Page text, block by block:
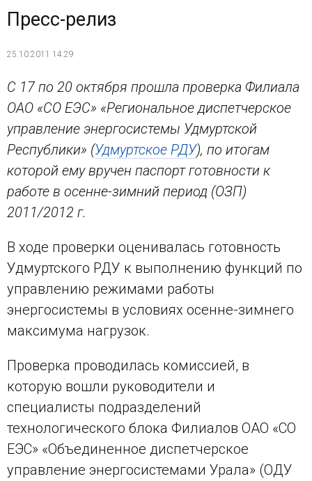
Пресс-релиз
25.10.2011 14:29
С 17 по 20 октября прошла проверка Филиала
ОАО «СО ЕЭС» «Региональное диспетчерское
управление энергосистемы Удмуртской
Республики» (Удмуртское РДУ), по итогам
которой ему вручен паспорт готовности к
работе в осенне-зимний период (ОЗП)
2011/2012 г.
В ходе проверки оценивалась готовность
Удмуртского РДУ к выполнению функций по
управлению режимами работы
энергосистемы в условиях осенне-зимнего
максимума нагрузок.
Проверка проводилась комиссией, в
которую вошли руководители и
специалисты подразделений
технологического блока Филиалов ОАО «СО
ЕЭС» «Объединенное диспетчерское
управление энергосистемами Урала» (ОДУ